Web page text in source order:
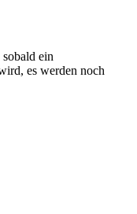
ein
es werden noch